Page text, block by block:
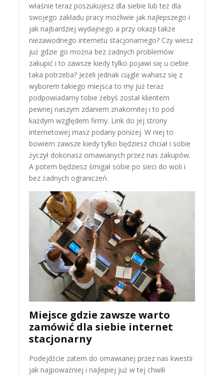
właśnie teraz poszukujesz dla siebie lub też dla
swojego zakładu pracy możliwie jak najlepszego i
jak najbardziej wydajnego a przy okazji także
niezawodnego internetu stacjonarnego? Czy wiesz
już gdzie go można bez żadnych problemów
zakupić i to zawsze kiedy tylko pojawi się u ciebie
taka potrzeba? Jeżeli jednak ciągle wahasz się z
wyborem takiego miejsca to my już teraz
podpowiadamy tobie żebyś został klientem
pewnej naszym zdaniem znakomitej i to pod
każdym względem firmy. Link do jej strony
internetowej masz podany poniżej. W niej to
bowiem zawsze kiedy tylko będziesz chciał i sobie
życzył dokonasz omawianych przez nas zakupów.
A potem będziesz śmigał sobie po sieci do woli i
bez żadnych ograniczeń.
Miejsce gdzie zawsze warto
zamówić dla siebie internet
stacjonarny
Podejdźcie zatem do omawianej przez nas kwestii
jak najpoważniej i najlepiej już w tej chwili